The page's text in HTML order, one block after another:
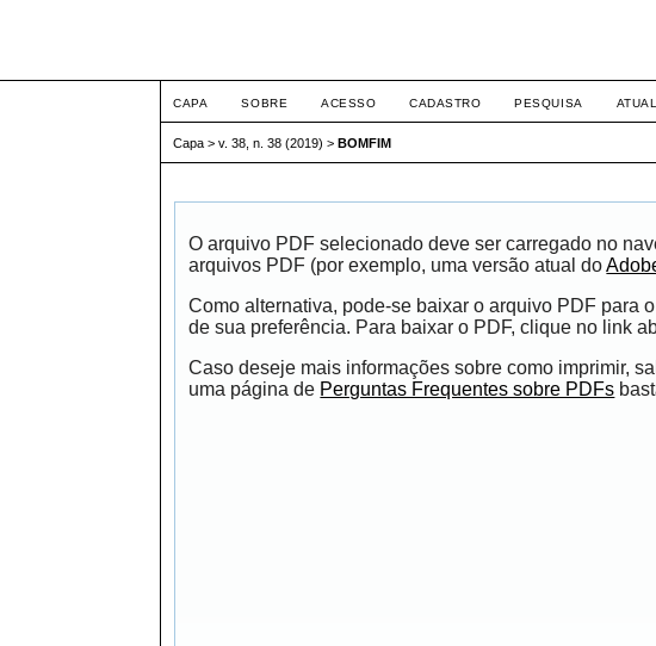
CAPA SOBRE ACESSO CADASTRO PESQUISA ATUAL
Capa >v. 38, n. 38 (2019) >BOMFIM
O arquivo PDF selecionado deve ser carregado no
arquivos PDF (por exemplo, uma versão atual do
Como alternativa, pode-se baixar o arquivo PDF para
de sua preferência. Para baixar o PDF, clique no link
Caso deseje mais informações sobre como imprimir,
uma página de Perguntas Frequentes sobre PDFs